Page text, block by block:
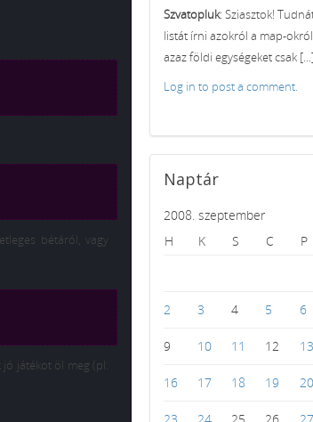
bétáról, vagy
jó játékot öl meg (pl:
Szvatopluk: Sziasztok!
listát írni azokról a map-
azaz földi egységeket csak [...]
Log in to post a comment.
Naptár
2008. szeptember
H
K S C P
2 3 4 5 6
9 10 11 12 13
16 17 18 19 20